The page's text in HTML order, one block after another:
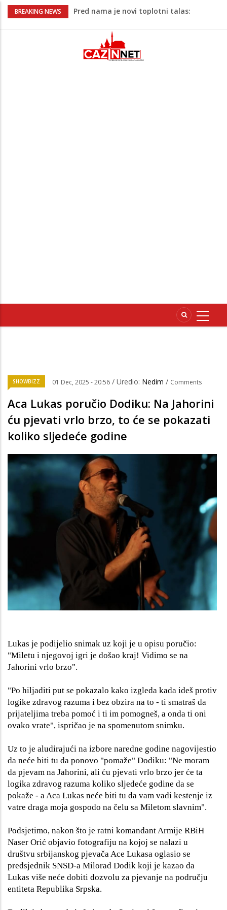
BREAKING NEWS
Pred nama je novi toplotni talas:
Pojačan saobraćaj i gužve na granicama:
Na pojedinim prijelazima kolone već od
jutarnjih sati
SHOWBIZZ 01 Dec, 2025 - 20:56 / Uredio: Nedim / Comments
Aca Lukas poručio Dodiku: Na Jahorini
ću pjevati vrlo brzo, to će se pokazati
koliko sljedeće godine
Lukas je podijelio snimak uz koji je u opisu poručio:
"Miletu i njegovoj igri je došao kraj! Vidimo se na
Jahorini vrlo brzo".
"Po hiljaditi put se pokazalo kako izgleda kada ideš protiv
logike zdravog razuma i bez obzira na to - ti smatraš da
prijateljima treba pomoć i ti im pomogneš, a onda ti oni
ovako vrate", ispričao je na spomenutom snimku.
Uz to je aludirajući na izbore naredne godine nagovijestio
da neće biti tu da ponovo "pomaže" Dodiku: "Ne moram
da pjevam na Jahorini, ali ću pjevati vrlo brzo jer će ta
logika zdravog razuma koliko sljedeće godine da se
pokaže - a Aca Lukas neće biti tu da vam vadi kestenje iz
vatre draga moja gospodo na čelu sa Miletom slavnim".
Podsjetimo, nakon što je ratni komandant Armije RBiH
Naser Orić objavio fotografiju na kojoj se nalazi u
društvu srbijanskog pjevača Ace Lukasa oglasio se
predsjednik SNSD-a Milorad Dodik koji je kazao da
Lukas više neće dobiti dozvolu za pjevanje na području
entiteta Republika Srpska.